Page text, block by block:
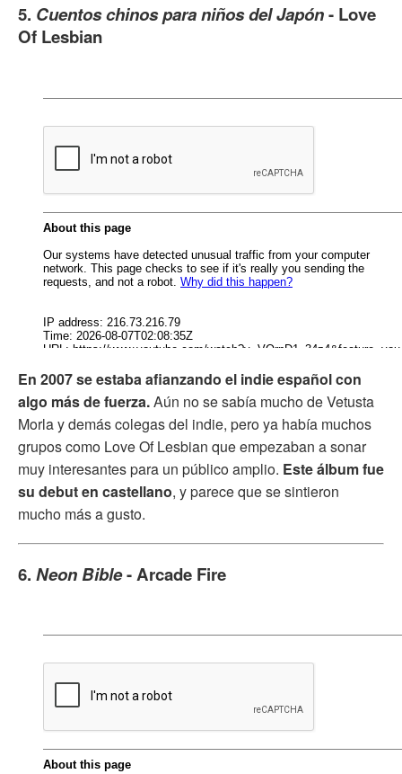
5. Cuentos chinos para niños del Japón- Love
Of Lesbian
En 2007 se estaba afianzando el indie español con
algo más de fuerza.Aún no se sabía mucho de Vetusta
Morla y demás colegas del indie, pero ya había muchos
grupos como Love Of Lesbian que empezaban a sonar
muy interesantes para un público amplio. Este álbum fue
su debut en castellano, y parece que se sintieron
mucho más a gusto.
6. Neon Bible- Arcade Fire